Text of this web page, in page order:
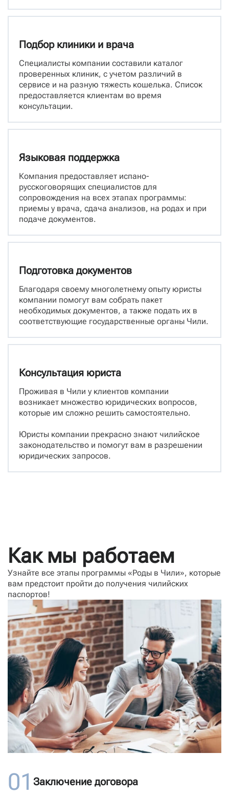
Подбор клиники и врача
Специалисты компании составили каталог
проверенных клиник, с учетом различий в
сервисе и на разную тяжесть кошелька. Список
предоставляется клиентам во время
консультации.
Языковая поддержка
Компания предоставляет испано-
русскоговорящих специалистов для
сопровождения на всех этапах программы:
приемы у врача, сдача анализов, на родах и при
подаче документов.
Подготовка документов
Благодаря своему многолетнему опыту юристы
компании помогут вам собрать пакет
необходимых документов, а также подать их в
соответствующие государственные органы Чили.
Консультация юриста
Проживая в Чили у клиентов компании
возникает множество юридических вопросов,
которые им сложно решить самостоятельно.
Юристы компании прекрасно знают чилийское
законодательство и помогут вам в разрешении
юридических запросов.
Как мы работаем
Узнайте все этапы программы «Роды в Чили», которые
вам предстоит пройти до получения чилийских
паспортов!
01 Заключение договора